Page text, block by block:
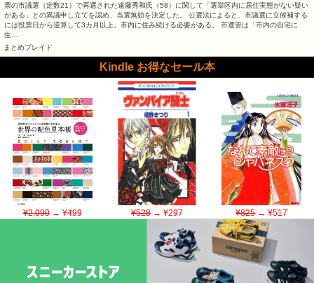
票の市議選（定数21）で再選された遠藤秀和氏（58）に関して「選挙区内に居住実態がない疑い
がある」との異議申し立てを認め、当選無効を決定した。 公選法によると、市議選に立候補する
には投票日から逆算して3カ月以上、市内に住み続ける必要がある。 市選管は「市内の自宅に
生…
まとめブレイド
Kindle お得なセール本
¥2,090→ ¥499 ¥528→ ¥297 ¥825→ ¥517